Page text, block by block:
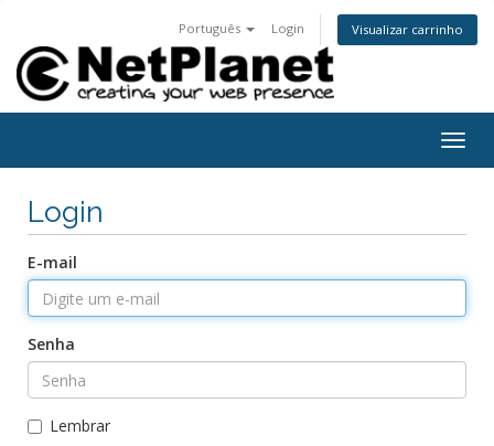
Português Login Visualizar carrinho
Login
E-mail
Senha
Lembrar